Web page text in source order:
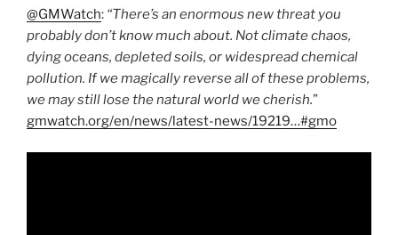
@GMWatch: “There’s an enormous new threat you
probably don’t know much about. Not climate chaos,
dying oceans, depleted soils, or widespread chemical
pollution. If we magically reverse all of these problems,
we may still lose the natural world we cherish.”
gmwatch.org/en/news/latest-news/19219…#gmo